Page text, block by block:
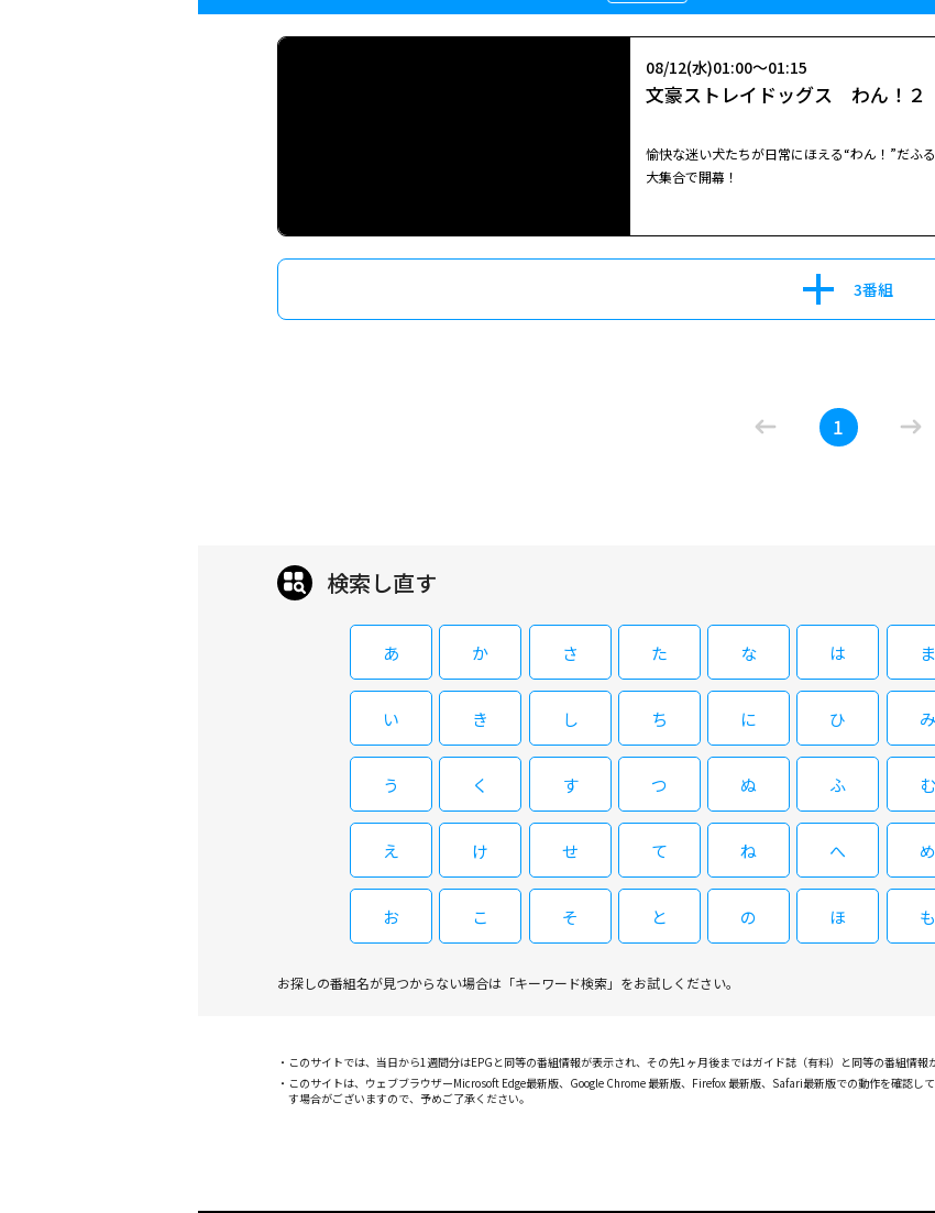
文豪ストレイドッグス わん！
08/12(水)01:00～01:15
愉快な迷い犬たちが日常にほえる“わん！”だふ
大集合で開幕！
3番組
愉快な迷い犬たちが日常にほえる“わん！”だ
愉快な迷い犬たちが日常にほえる“わん！”だふ
大集合で開幕！
アニメプライム 文豪ストレイドッ
08/26(水)01:00～01:15
愉快な迷い犬たちが日常にほえる“わん！”だふ
1
検索し直す
あ
い
う
え
お
か
き
く
け
こ
さ
し
す
せ
そ
た
ち
つ
て
と
な
に
ぬ
ね
の
は
ひ
ふ
へ
ほ
ま
み
む
め
も
お探しの番組名が見つからない場合は「キーワード検索」をお試しください。
このサイトでは、当日から1週間分はEPGと同等の番組情報が表示され、その先1ヶ月後まではガイド誌（有料）と同等の番組情
このサイトは、ウェブブラウザーMicrosoft Edge最新版、Google Chrome 最新版、Firefox 最新版、Safari最新版での動作を確認
す場合がございますので、予めご了承ください。